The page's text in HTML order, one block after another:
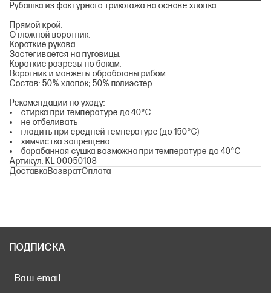
Рубашка из фактурного трикотажа на основе хлопка.
Прямой крой.
Отложной воротник.
Короткие рукава.
Застегивается на пуговицы.
Короткие разрезы по бокам.
Воротник и манжеты обработаны рибом.
Состав: 50% хлопок; 50% полиэстер.
Рекомендации по уходу:
стирка при температуре до 40°С
не отбеливать
гладить при средней температуре (до 150°С)
химчистка запрещена
барабанная сушка возможна при температуре до 40°С
Артикул: KL-00050108
ДоставкаВозвратОплата
ПОДПИСКА
Ваш email